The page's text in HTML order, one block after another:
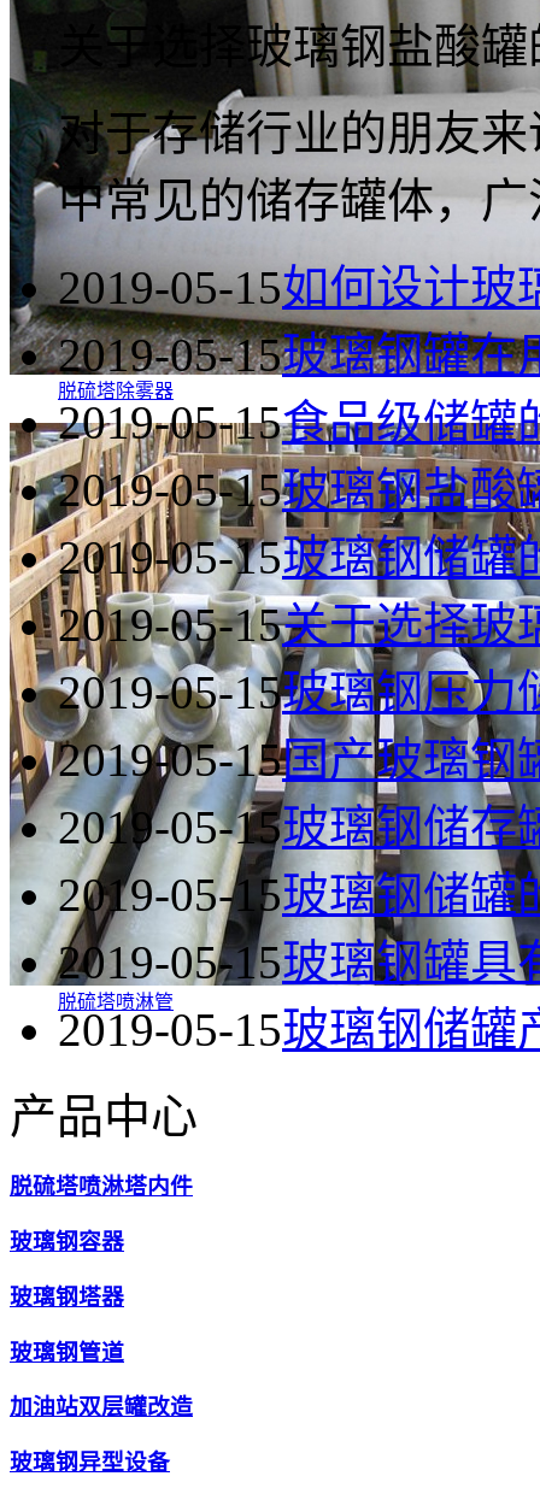
脱硫塔除雾器
脱硫塔喷淋管
关于选择玻璃钢盐酸
对于存储行业的朋友
中常见的储存罐体，广
2019-05-15如何设计玻
2019-05-15玻璃钢罐在
2019-05-15食品级储罐
2019-05-15玻璃钢盐酸
2019-05-15玻璃钢储罐
2019-05-15关于选择玻
2019-05-15玻璃钢压力
2019-05-15国产玻璃钢
2019-05-15玻璃钢储存
2019-05-15玻璃钢储罐
2019-05-15玻璃钢罐具
2019-05-15玻璃钢储罐
产品中心
脱硫塔喷淋塔内件
玻璃钢容器
玻璃钢塔器
玻璃钢管道
加油站双层罐改造
玻璃钢异型设备